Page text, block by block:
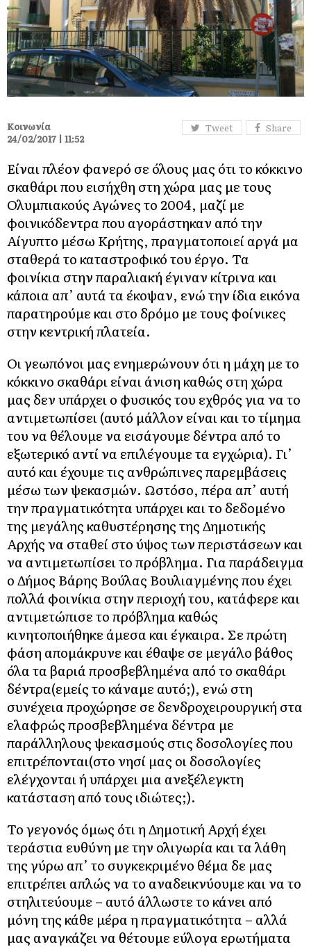
Tweet Share
Κοινωνία
24/02/2017 | 11:52
Είναι πλέον φανερό σε όλους μας ότι το κόκκινο
σκαθάρι που εισήχθη στη χώρα μας με τους
Ολυμπιακούς Αγώνες το 2004, μαζί με
φοινικόδεντρα που αγοράστηκαν από την
Αίγυπτο μέσω Κρήτης, πραγματοποιεί αργά μα
σταθερά το καταστροφικό του έργο. Τα
φοινίκια στην παραλιακή έγιναν κίτρινα και
κάποια απ’ αυτά τα έκοψαν, ενώ την ίδια εικόνα
παρατηρούμε και στο δρόμο με τους φοίνικες
στην κεντρική πλατεία.
Οι γεωπόνοι μας ενημερώνουν ότι η μάχη με το
κόκκινο σκαθάρι είναι άνιση καθώς στη χώρα
μας δεν υπάρχει ο φυσικός του εχθρός για να το
αντιμετωπίσει (αυτό μάλλον είναι και το τίμημα
του να θέλουμε να εισάγουμε δέντρα από το
εξωτερικό αντί να επιλέγουμε τα εγχώρια). Γι’
αυτό και έχουμε τις ανθρώπινες παρεμβάσεις
μέσω των ψεκασμών. Ωστόσο, πέρα απ’ αυτή
την πραγματικότητα υπάρχει και το δεδομένο
της μεγάλης καθυστέρησης της Δημοτικής
Αρχής να σταθεί στο ύψος των περιστάσεων και
να αντιμετωπίσει το πρόβλημα. Για παράδειγμα
ο Δήμος Βάρης Βούλας Βουλιαγμένης που έχει
πολλά φοινίκια στην περιοχή του, κατάφερε και
αντιμετώπισε το πρόβλημα καθώς
κινητοποιήθηκε άμεσα και έγκαιρα. Σε πρώτη
φάση απομάκρυνε και έθαψε σε μεγάλο βάθος
όλα τα βαριά προσβεβλημένα από το σκαθάρι
δέντρα(εμείς το κάναμε αυτό;), ενώ στη
συνέχεια προχώρησε σε δενδροχειρουργική στα
ελαφρώς προσβεβλημένα δέντρα με
παράλληλους ψεκασμούς στις δοσολογίες που
επιτρέπονται(στο νησί μας οι δοσολογίες
ελέγχονται ή υπάρχει μια ανεξέλεγκτη
κατάσταση από τους ιδιώτες;).
Το γεγονός όμως ότι η Δημοτική Αρχή έχει
τεράστια ευθύνη με την ολιγωρία και τα λάθη
της γύρω απ’ το συγκεκριμένο θέμα δε μας
επιτρέπει απλώς να το αναδεικνύουμε και να το
στηλιτεύουμε – αυτό άλλωστε το κάνει από
μόνη της κάθε μέρα η πραγματικότητα – αλλά
μας αναγκάζει να θέτουμε εύλογα ερωτήματα